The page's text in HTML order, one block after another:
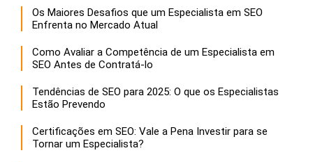
Os Maiores Desafios que um Especialista em SEO
Enfrenta no Mercado Atual
Como Avaliar a Competência de um Especialista em
SEO Antes de Contratá-lo
Tendências de SEO para 2025: O que os Especialistas
Estão Prevendo
Certificações em SEO: Vale a Pena Investir para se
Tornar um Especialista?